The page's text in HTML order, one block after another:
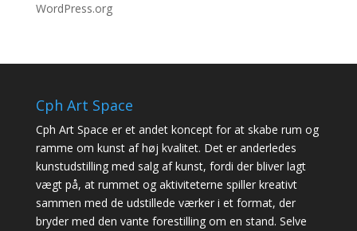
WordPress.org
Cph Art Space
Cph Art Space er et andet koncept for at skabe rum og
ramme om kunst af høj kvalitet. Det er anderledes
kunstudstilling med salg af kunst, fordi der bliver lagt
vægt på, at rummet og aktiviteterne spiller kreativt
sammen med de udstillede værker i et format, der
bryder med den vante forestilling om en stand. Selve